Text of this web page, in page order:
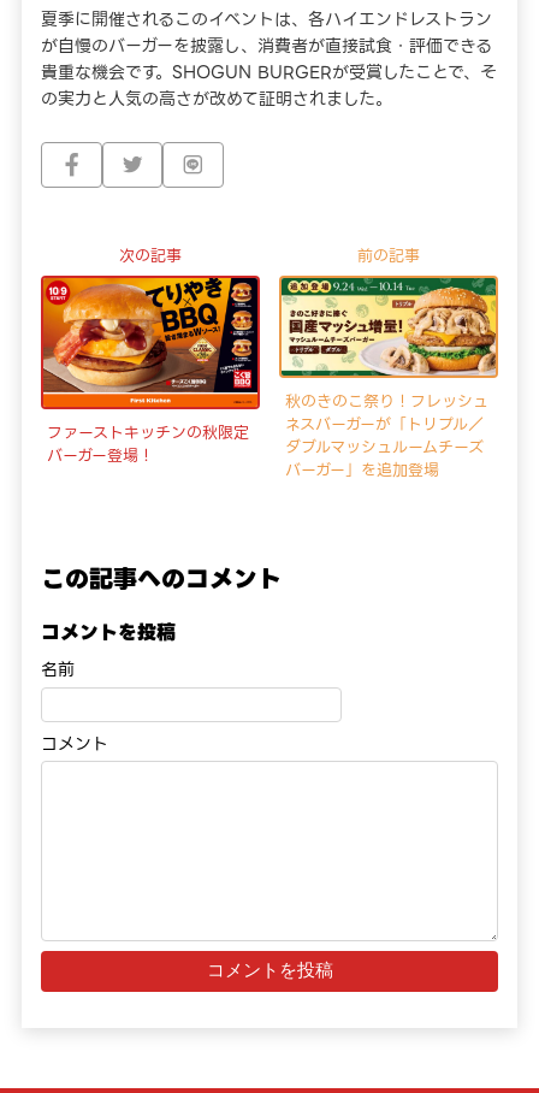
夏季に開催されるこのイベントは、各ハイエンドレストラン
が自慢のバーガーを披露し、消費者が直接試食・評価できる
貴重な機会です。SHOGUN BURGERが受賞したことで、そ
の実力と人気の高さが改めて証明されました。
次の記事
ファーストキッチンの秋限定
バーガー登場！
前の記事
秋のきのこ祭り！フレッシュ
ネスバーガーが「トリプル／
ダブルマッシュルームチーズ
バーガー」を追加登場
この記事へのコメント
コメントを投稿
名前
コメント